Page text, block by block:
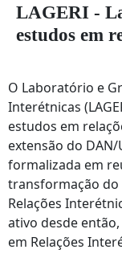
LAGERI -
estudos em
O Laboratório e
Interétnicas
estudos em
extensão do
formalizada em
transformação do
Relações
ativo desde
em Relações